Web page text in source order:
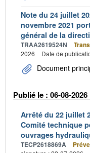
Note du 24 juillet
novembre 2021
général de la
TRAA2619524N
2026
Date de
Document
Publié le : 06-08-2026
Arrêté du 22 juillet
Comité technique
ouvrages
TECP2618869A